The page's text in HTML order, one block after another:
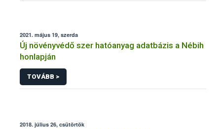
2021. május 19, szerda
Új növényvédő szer hatóanyag adatbázis a Nébih
honlapján
TOVÁBB >
2018. július 26, csütörtök